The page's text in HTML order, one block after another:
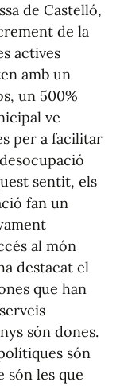
de Castelló,
de la
actives
amb un
un 500%
ve
per a facilitar
sentit, els
fan un
al món
destacat el
que han
són dones.
són
són les que